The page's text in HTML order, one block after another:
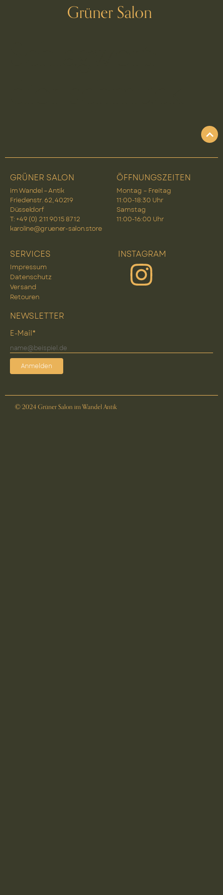
Grüner Salon
GRÜNER SALON
im Wandel – Antik
Friedenstr. 62, 40219
Düsseldorf
T: +49 (0) 2 11 90 15 87 12
karoline@gruener-salon.store
ÖFFNUNGSZEITEN
Montag – Freitag
11:00-18:30 Uhr
Samstag
11:00-16:00 Uhr
SERVICES
Impressum
Datenschutz
Versand
Retouren
INSTAGRAM
NEWSLETTER
E-Mail*
Anmelden
© 2024 Grüner Salon im Wandel Antik